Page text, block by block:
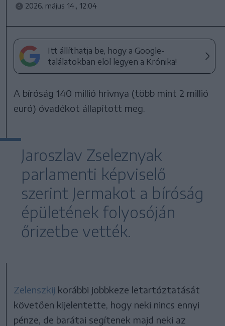
2026. május 14., 12:04
Itt állíthatja be, hogy a Google-
találatokban elöl legyen a Krónika!
A bíróság 140 millió hrivnya (több mint 2 millió
euró) óvadékot állapított meg.
Jaroszlav Zseleznyak
parlamenti képviselő
szerint Jermakot a bíróság
épületének folyosóján
őrizetbe vették.
Zelenszkij korábbi jobbkeze letartóztatását
követően kijelentette, hogy neki nincs ennyi
pénze, de barátai segítenek majd neki az